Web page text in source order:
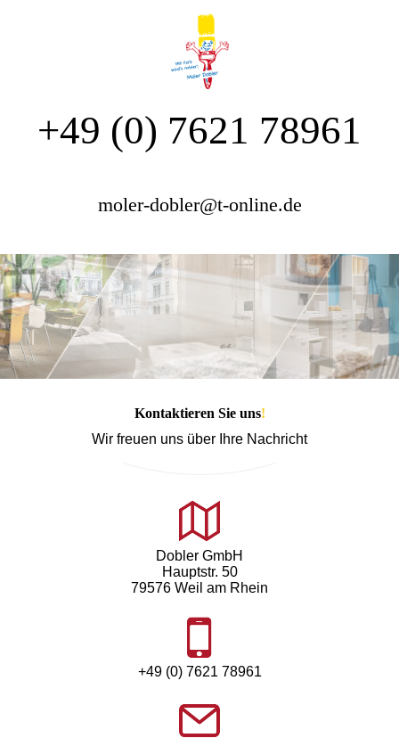
+49 (0) 7621 78961
moler-dobler@t-online.de
Kontaktieren Sie uns!
Wir freuen uns über Ihre Nachricht
Dobler GmbH
Hauptstr. 50
79576 Weil am Rhein
+49 (0) 7621 78961